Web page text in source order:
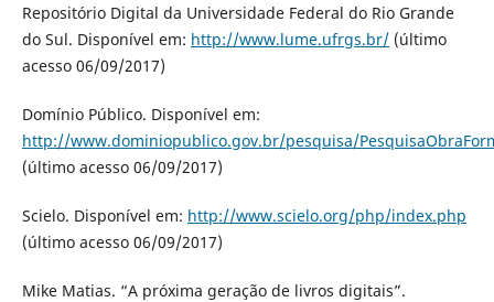
Repositório Digital da Universidade Federal do Rio Grande
do Sul. Disponível em: http://www.lume.ufrgs.br/(último
acesso 06/09/2017)
Domínio Público. Disponível em:
http://www.dominiopublico.gov.br/pesquisa/
(último acesso 06/09/2017)
Scielo. Disponível em: http://www.scielo.org/php/index.php
(último acesso 06/09/2017)
Mike Matias. “A próxima geração de livros digitais”.